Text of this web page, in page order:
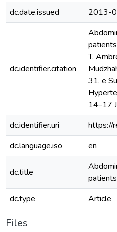
dc.date.issued
2013-
dc.identifier.citation
T.
31, e
14–17
dc.identifier.uri
https://
dc.language.iso
en
dc.title
dc.type
Article
Files